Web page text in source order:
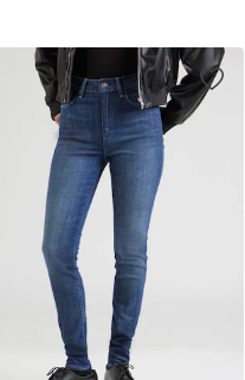
Добави в кошницата